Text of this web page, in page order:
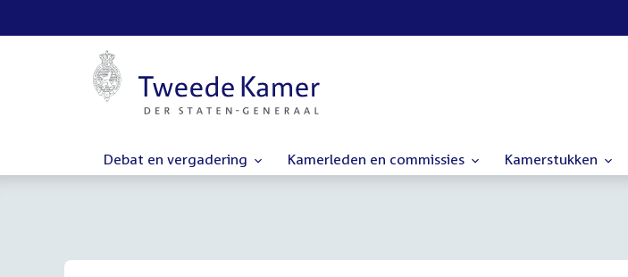
Debat en vergadering Kamerleden en commissies Kamerstukken